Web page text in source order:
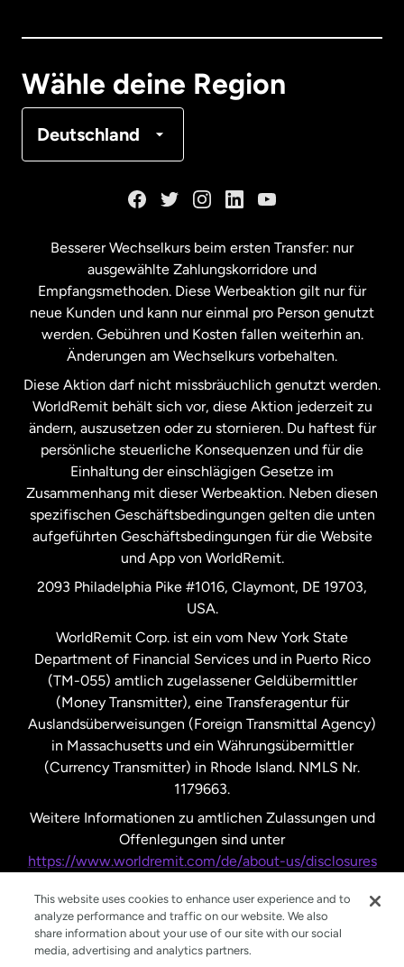
Wähle deine Region
Deutschland
Malaysia
Neuseeland
Niederlande
Schweden
Spanien
Vereinigte Staaten English
Vereinigte Staaten
Vereinigtes Königreich
Besserer Wechselkurs beim ersten Transfer: nur
ausgewählte Zahlungskorridore und
Empfangsmethoden. Diese Werbeaktion gilt nur für
neue Kunden und kann nur einmal pro Person genutzt
werden. Gebühren und Kosten fallen weiterhin an.
Änderungen am Wechselkurs vorbehalten.
Diese Aktion darf nicht missbräuchlich genutzt werden.
WorldRemit behält sich vor, diese Aktion jederzeit zu
ändern, auszusetzen oder zu stornieren. Du haftest für
persönliche steuerliche Konsequenzen und für die
Einhaltung der einschlägigen Gesetze im
Zusammenhang mit dieser Werbeaktion. Neben diesen
spezifischen Geschäftsbedingungen gelten die unten
aufgeführten Geschäftsbedingungen für die Website
und App von WorldRemit.
2093 Philadelphia Pike #1016, Claymont, DE 19703,
USA.
WorldRemit Corp. ist ein vom New York State
Department of Financial Services und in Puerto Rico
(TM-055) amtlich zugelassener Geldübermittler
(Money Transmitter), eine Transferagentur für
Auslandsüberweisungen (Foreign Transmittal Agency)
in Massachusetts und ein Währungsübermittler
(Currency Transmitter) in Rhode Island. NMLS Nr.
1179663.
Weitere Informationen zu amtlichen Zulassungen und
Offenlegungen sind unter
https://www.worldremit.com/de/about-us/disclosures
This website uses cookies to enhance user experience and to
analyze performance and traffic on our website. We also
share information about your use of our site with our social
media, advertising and analytics partners.